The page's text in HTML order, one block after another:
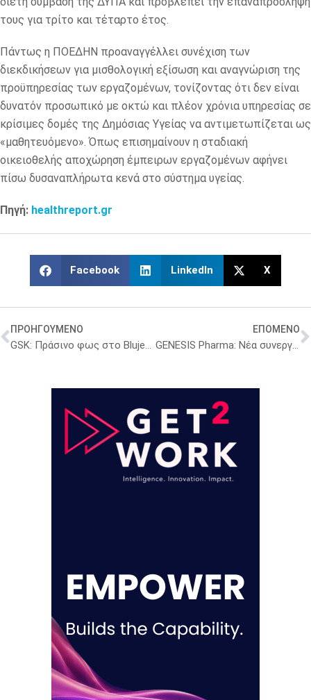
τους για τρίτο και τέταρτο έτος.
Πάντως η ΠΟΕΔΗΝ προαναγγέλλει συνέχιση των
διεκδικήσεων για μισθολογική εξίσωση και αναγνώριση της
προϋπηρεσίας των εργαζομένων, τονίζοντας ότι δεν είναι
δυνατόν προσωπικό με οκτώ και πλέον χρόνια υπηρεσίας σε
κρίσιμες δομές της Δημόσιας Υγείας να αντιμετωπίζεται ως
«μαθητευόμενο». Όπως επισημαίνουν η σταδιακή
οικειοθελής αποχώρηση έμπειρων εργαζομένων αφήνει
πίσω δυσαναπλήρωτα κενά στο σύστημα υγείας.
Πηγή: healthreport.gr
Facebook LinkedIn X
ΠΡΟΗΓΟΥΜΕΝΟ ΕΠΟΜΕΝΟ
GENESIS Pharma: Νέα συνεργασία για φάρμακο κατά του κληρονομικού αγγειοοίδηματος